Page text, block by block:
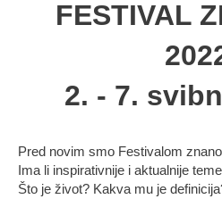
FESTIVAL
2. - 7.
Pred novim smo Festivalom
Ima li inspirativnije i aktualnije
Što je život? Kakva mu je